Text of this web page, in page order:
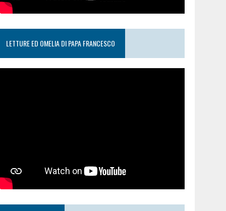
LETTURE ED OMELIA DI PAPA FRANCESCO